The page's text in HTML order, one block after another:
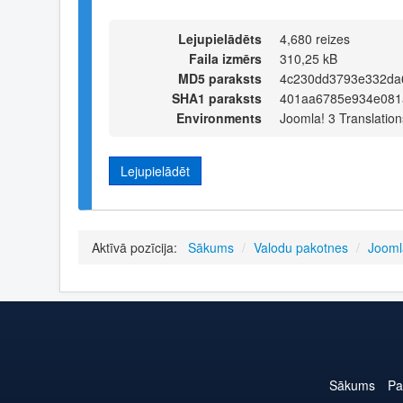
Lejupielādēts
4,680 reizes
Faila izmērs
310,25 kB
MD5 paraksts
SHA1 paraksts
Environments
Joomla! 3
Lejupielādēt
Aktīvā pozīcija: Sākums / Valodu pakotnes /
Sākums